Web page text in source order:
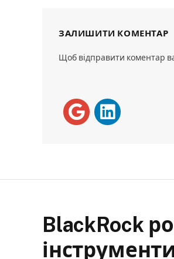
ЗАЛИШИТИ КОМЕНТАР
Щоб відправити коментар
BlackRock